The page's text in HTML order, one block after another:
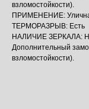
взломостойкости).
ПРИМЕНЕНИЕ:
ТЕРМОРАЗРЫВ: Есть
НАЛИЧИЕ ЗЕРКАЛА:
Дополнительный
взломостойкости).